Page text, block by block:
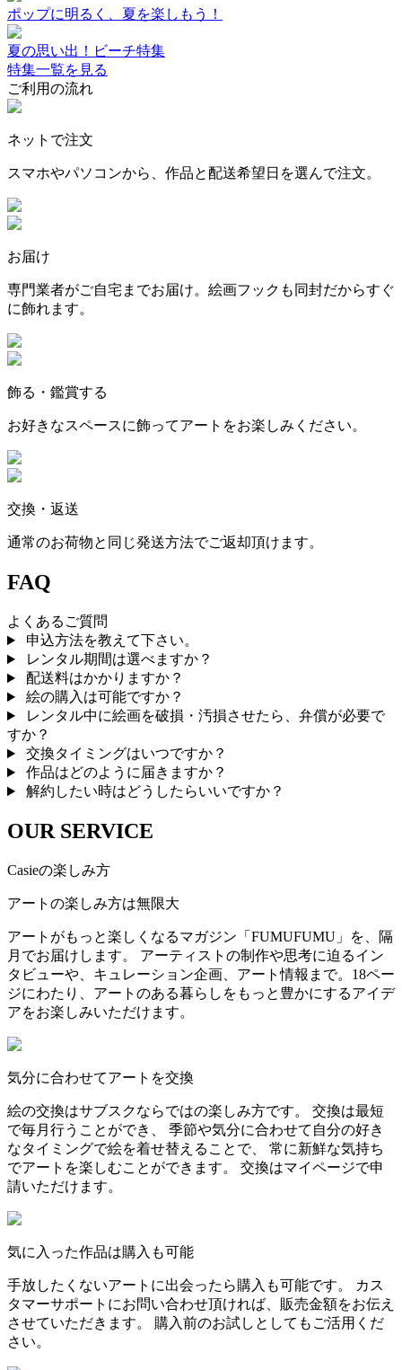
ポップに明るく、夏を楽しもう！
夏の思い出！ビーチ特集
特集一覧を見る
ご利用の流れ
ネットで注文
スマホやパソコンから、作品と配送希望日を選んで注文。
お届け
専門業者がご自宅までお届け。絵画フックも同封だからすぐ
に飾れます。
飾る・鑑賞する
お好きなスペースに飾ってアートをお楽しみください。
交換・返送
通常のお荷物と同じ発送方法でご返却頂けます。
FAQ
よくあるご質問
申込方法を教えて下さい。
レンタル期間は選べますか？
配送料はかかりますか？
絵の購入は可能ですか？
レンタル中に絵画を破損・汚損させたら、弁償が必要で
すか？
交換タイミングはいつですか？
作品はどのように届きますか？
解約したい時はどうしたらいいですか？
OUR SERVICE
Casieの楽しみ方
アートの楽しみ方は無限大
アートがもっと楽しくなるマガジン「FUMUFUMU」を、隔
月でお届けします。 アーティストの制作や思考に迫るイン
タビューや、キュレーション企画、アート情報まで。18ペー
ジにわたり、アートのある暮らしをもっと豊かにするアイデ
アをお楽しみいただけます。
気分に合わせてアートを交換
絵の交換はサブスクならではの楽しみ方です。 交換は最短
で毎月行うことができ、 季節や気分に合わせて自分の好き
なタイミングで絵を着せ替えることで、 常に新鮮な気持ち
でアートを楽しむことができます。 交換はマイページで申
請いただけます。
気に入った作品は購入も可能
手放したくないアートに出会ったら購入も可能です。 カス
タマーサポートにお問い合わせ頂ければ、販売金額をお伝え
させていただきます。 購入前のお試しとしてもご活用くだ
さい。